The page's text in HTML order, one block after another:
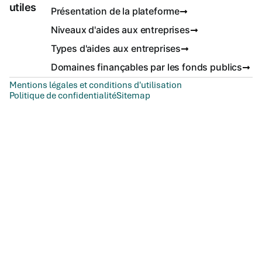
utiles
Présentation de la plateforme
Niveaux d'aides aux entreprises
Types d'aides aux entreprises
Domaines finançables par les fonds publics
Mentions légales et conditions d'utilisation
Politique de confidentialitéSitemap